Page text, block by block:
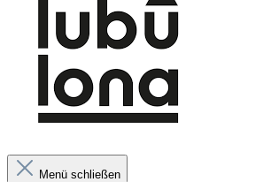
Menü schließen